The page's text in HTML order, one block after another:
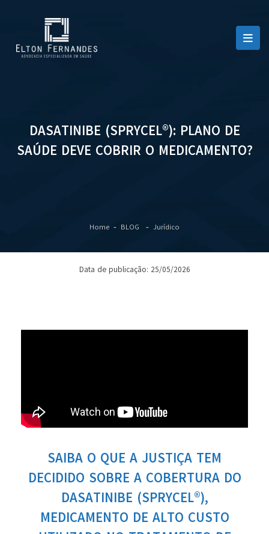
DASATINIBE (SPRYCEL®): PLANO DE
SAÚDE DEVE COBRIR O MEDICAMENTO?
Home BLOG Jurídico
Data de publicação: 25/05/2026
SAIBA O QUE A JUSTIÇA TEM
DECIDIDO SOBRE A COBERTURA DO
DASATINIBE (SPRYCEL®),
MEDICAMENTO DE ALTO CUSTO